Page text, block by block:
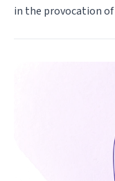
in the provocation of